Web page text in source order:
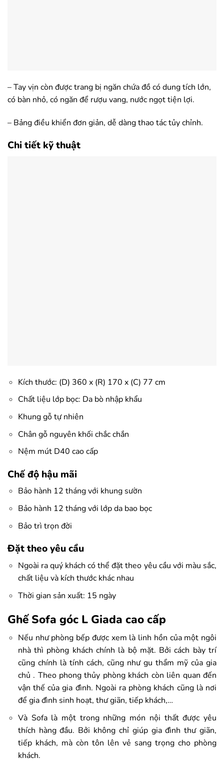
– Tay vịn còn được trang bị ngăn chứa đồ có dung tích lớn,
có bàn nhỏ, có ngăn để rượu vang, nước ngọt tiện lợi.
– Bảng điều khiển đơn giản, dễ dàng thao tác tủy chỉnh.
Chi tiết kỹ thuật
Kích thước: (D) 360 x (R) 170 x (C) 77 cm
Chất liệu lớp bọc: Da bò nhập khẩu
Khung gỗ tự nhiên
Chân gỗ nguyên khối chắc chắn
Nệm mút D40 cao cấp
Chế độ hậu mãi
Bảo hành 12 tháng với khung sườn
Bảo hành 12 tháng với lớp da bao bọc
Bảo trì trọn đời
Đặt theo yêu cầu
Ngoài ra quý khách có thể đặt theo yêu cầu với màu sắc,
chất liệu và kích thước khác nhau
Thời gian sản xuất: 15 ngày
Ghế Sofa góc L Giada cao cấp
Nếu như phòng bếp được xem là linh hồn của một ngôi
nhà thì phòng khách chính là bộ mặt. Bởi cách bày trí
cũng chính là tính cách, cũng như gu thẩm mỹ của gia
chủ . Theo phong thủy phòng khách còn liên quan đến
vận thế của gia đình. Ngoài ra phòng khách cũng là nơi
để gia đình sinh hoạt, thư giãn, tiếp khách,…
Và Sofa là một trong những món nội thất được yêu
thích hàng đầu. Bởi không chỉ giúp gia đình thư giãn,
tiếp khách, mà còn tôn lên vẻ sang trọng cho phòng
khách.